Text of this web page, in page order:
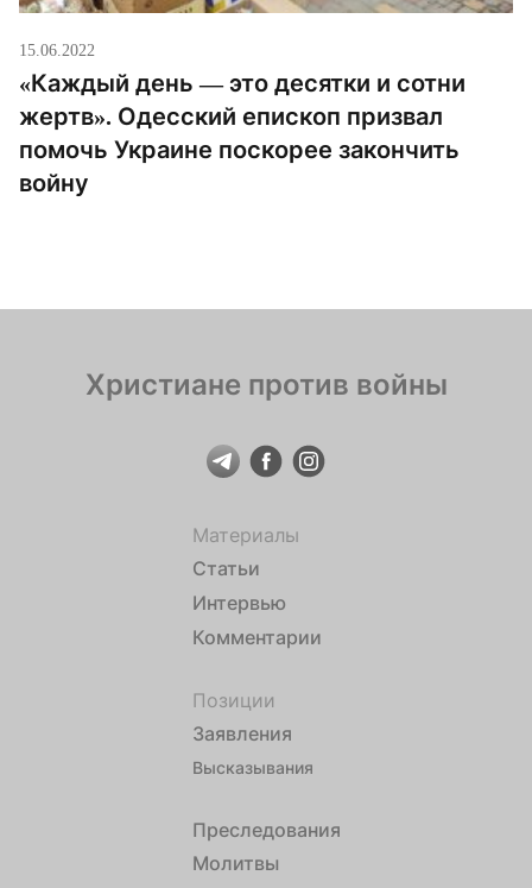
15.06.2022
«Каждый день — это десятки и сотни
жертв». Одесский епископ призвал
помочь Украине поскорее закончить
войну
Христиане против войны
Материалы
Статьи
Интервью
Комментарии
Позиции
Заявления
Высказывания
Преследования
Молитвы